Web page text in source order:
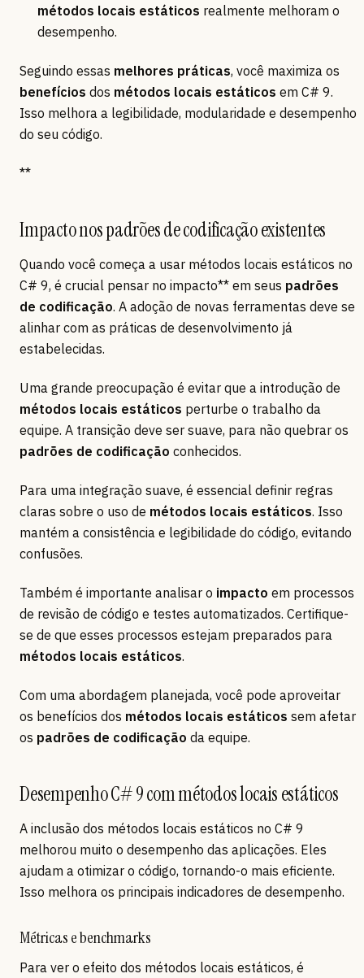
métodos locais estáticos realmente melhoram o
desempenho.
Seguindo essas melhores práticas, você maximiza os
benefícios dos métodos locais estáticos em C# 9.
Isso melhora a legibilidade, modularidade e desempenho
do seu código.
**
Impacto nos padrões de codificação existentes
Quando você começa a usar métodos locais estáticos no
C# 9, é crucial pensar no impacto** em seus padrões
de codificação. A adoção de novas ferramentas deve se
alinhar com as práticas de desenvolvimento já
estabelecidas.
Uma grande preocupação é evitar que a introdução de
métodos locais estáticos perturbe o trabalho da
equipe. A transição deve ser suave, para não quebrar os
padrões de codificação conhecidos.
Para uma integração suave, é essencial definir regras
claras sobre o uso de métodos locais estáticos. Isso
mantém a consistência e legibilidade do código, evitando
confusões.
Também é importante analisar o impacto em processos
de revisão de código e testes automatizados. Certifique-
se de que esses processos estejam preparados para
métodos locais estáticos.
Com uma abordagem planejada, você pode aproveitar
os benefícios dos métodos locais estáticos sem afetar
os padrões de codificação da equipe.
Desempenho C# 9 com métodos locais estáticos
A inclusão dos métodos locais estáticos no C# 9
melhorou muito o desempenho das aplicações. Eles
ajudam a otimizar o código, tornando-o mais eficiente.
Isso melhora os principais indicadores de desempenho.
Métricas e benchmarks
Para ver o efeito dos métodos locais estáticos, é